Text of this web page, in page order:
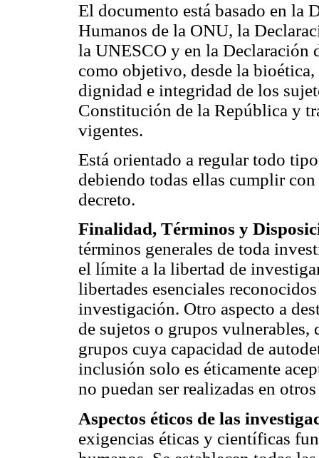
El documento está basado en la
Humanos de la ONU, la
la UNESCO y en la
como objetivo, desde la
dignidad e integridad de los
Constitución de la República y
vigentes.
Está orientado a regular todo
debiendo todas ellas cumplir
decreto.
Finalidad, Términos y
términos generales de toda
el límite a la libertad de
libertades esenciales
investigación. Otro aspecto a
de sujetos o grupos vulnerables,
grupos cuya capacidad de
inclusión solo es éticamente
no puedan ser realizadas en
Aspectos éticos de las
exigencias éticas y científicas